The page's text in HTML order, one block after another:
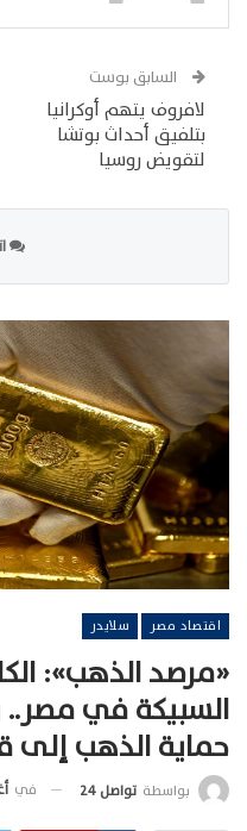
السابق بوست
لافروف يتهم أوكرانيا
بتلفيق أحداث بوتشا
لتقويض روسيا
اقتصاد مصر سلايدر
«مرصد الذهب»:
السبيكة في مصر..
حماية الذهب إلى
بواسطة تواصل 24 في